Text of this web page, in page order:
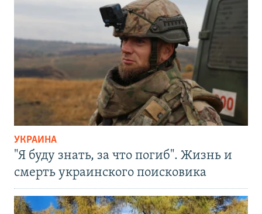
УКРАИНА
"Я буду знать, за что погиб". Жизнь и
смерть украинского поисковика